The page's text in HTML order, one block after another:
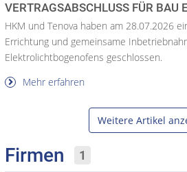
VERTRAGSABSCHLUSS FÜR BAU
HKM und Tenova haben am 28.07.2026
Errichtung und gemeinsame
Elektrolichtbogenofens geschlossen.
Mehr erfahren
Weitere Artikel
Firmen 1